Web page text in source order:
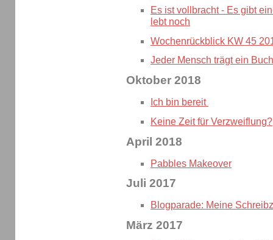
Es ist vollbracht - Es gibt
lebt noch
Wochenrückblick KW 45
Jeder Mensch trägt ein
Oktober 2018
Ich bin bereit
Keine Zeit für Verzweiflung?
April 2018
Pabbles Makeover
Juli 2017
Blogparade: Meine
März 2017